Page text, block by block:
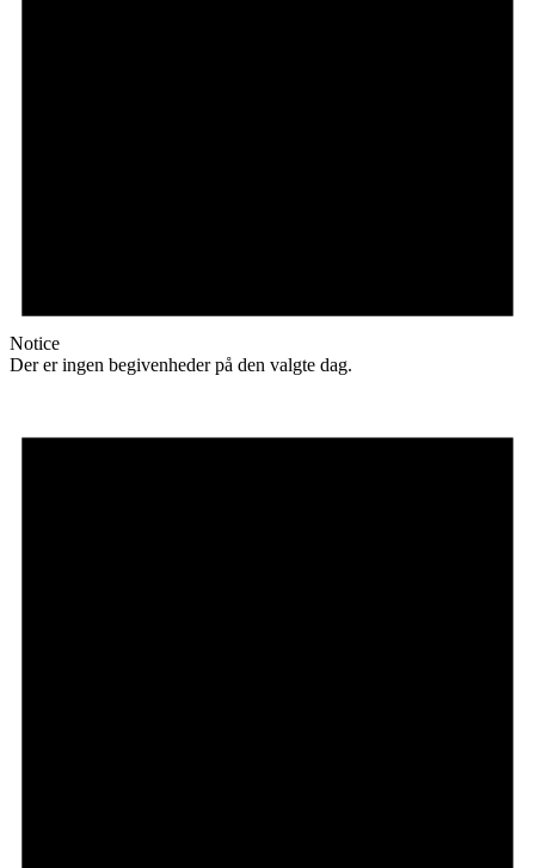
Notice
Der er ingen begivenheder på den valgte dag.